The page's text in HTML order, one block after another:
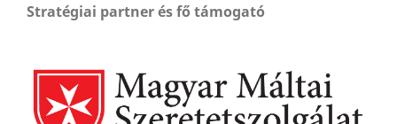
Stratégiai partner és fő támogató